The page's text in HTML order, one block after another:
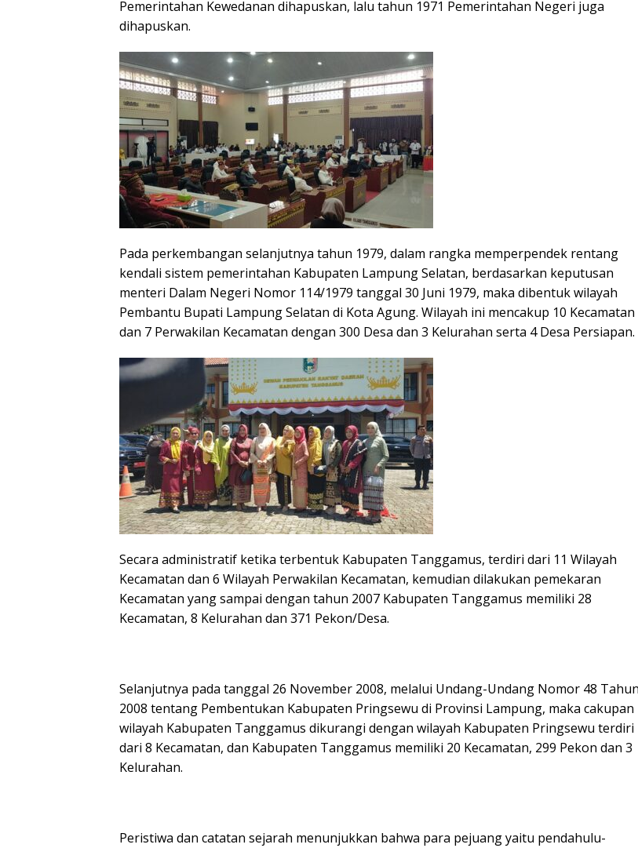
Pemerintahan Kewedanan dihapuskan, lalu tahun 1971 Pemerintahan Negeri juga
dihapuskan.
Pada perkembangan selanjutnya tahun 1979, dalam rangka memperpendek rentang
kendali sistem pemerintahan Kabupaten Lampung Selatan, berdasarkan keputusan
menteri Dalam Negeri Nomor 114/1979 tanggal 30 Juni 1979, maka dibentuk wilayah
Pembantu Bupati Lampung Selatan di Kota Agung. Wilayah ini mencakup 10 Kecamatan
dan 7 Perwakilan Kecamatan dengan 300 Desa dan 3 Kelurahan serta 4 Desa Persiapan.
Secara administratif ketika terbentuk Kabupaten Tanggamus, terdiri dari 11 Wilayah
Kecamatan dan 6 Wilayah Perwakilan Kecamatan, kemudian dilakukan pemekaran
Kecamatan yang sampai dengan tahun 2007 Kabupaten Tanggamus memiliki 28
Kecamatan, 8 Kelurahan dan 371 Pekon/Desa.
Selanjutnya pada tanggal 26 November 2008, melalui Undang-Undang Nomor 48 Tahun
2008 tentang Pembentukan Kabupaten Pringsewu di Provinsi Lampung, maka cakupan
wilayah Kabupaten Tanggamus dikurangi dengan wilayah Kabupaten Pringsewu terdiri
dari 8 Kecamatan, dan Kabupaten Tanggamus memiliki 20 Kecamatan, 299 Pekon dan 3
Kelurahan.
Peristiwa dan catatan sejarah menunjukkan bahwa para pejuang yaitu pendahulu-